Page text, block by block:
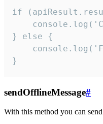
if
} else {
}
sendOfflineMessage#
With this method you can